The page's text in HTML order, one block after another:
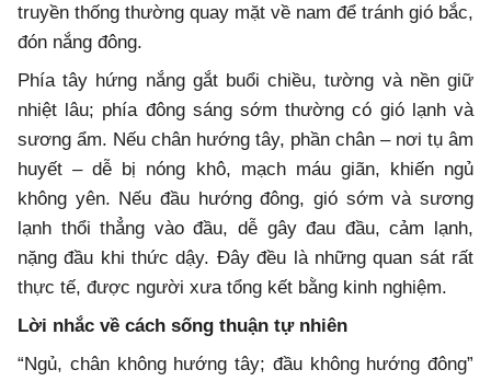
truyền thống thường quay mặt về nam để tránh gió bắc,
đón nắng đông.
Phía tây hứng nắng gắt buổi chiều, tường và nền giữ
nhiệt lâu; phía đông sáng sớm thường có gió lạnh và
sương ẩm. Nếu chân hướng tây, phần chân – nơi tụ âm
huyết – dễ bị nóng khô, mạch máu giãn, khiến ngủ
không yên. Nếu đầu hướng đông, gió sớm và sương
lạnh thổi thẳng vào đầu, dễ gây đau đầu, cảm lạnh,
nặng đầu khi thức dậy. Đây đều là những quan sát rất
thực tế, được người xưa tổng kết bằng kinh nghiệm.
Lời nhắc về cách sống thuận tự nhiên
“Ngủ, chân không hướng tây; đầu không hướng đông”